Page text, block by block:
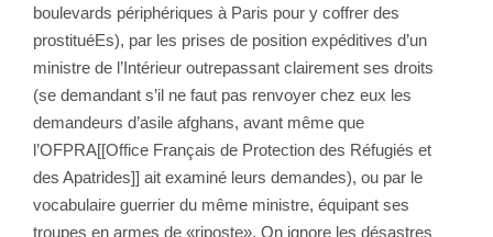
boulevards périphériques à Paris pour y coffrer des
prostituéEs), par les prises de position expéditives d’un
ministre de l’Intérieur outrepassant clairement ses droits
(se demandant s’il ne faut pas renvoyer chez eux les
demandeurs d’asile afghans, avant même que
l’OFPRA[[Office Français de Protection des Réfugiés et
des Apatrides]] ait examiné leurs demandes), ou par le
vocabulaire guerrier du même ministre, équipant ses
troupes en armes de «riposte». On ignore les désastres